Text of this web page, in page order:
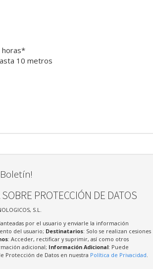
horas*
10 metros
PROTECCIÓN DE DATOS
S.L.
por el usuario y enviarle la información
del usuario; Destinatarios: Solo se realizan cesiones
: Acceder, rectificar y suprimir, así como otros
adicional; Información Adicional: Puede
Protección de Datos en nuestra Política de Privacidad